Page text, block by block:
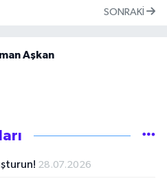
SONRAKI
Aşkan
28.07.2026